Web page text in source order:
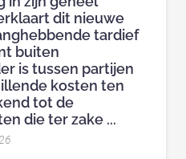
dit nieuwe
tardief
buiten
is tussen partijen
kosten ten
tot de
die ter zake ...